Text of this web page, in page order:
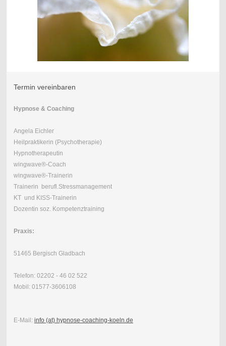
Termin vereinbaren
Hypnose & Coaching
Angela Eichler
Heilpraktikerin (Psychotherapie)
Hypnotherapeutin
wingwave®-Coach
wingwave®-Trainerin
Trainerin berufl.Stressmanagement
KT und KISS-Trainerin
Dozentin soz. Kompetenztraining
Praxis:
51465 Bergisch Gladbach
Telefon: 02202 - 46 02 522
Mobil: 01577-3606108
E-Mail: info (at) hypnose-coaching-koeln.de